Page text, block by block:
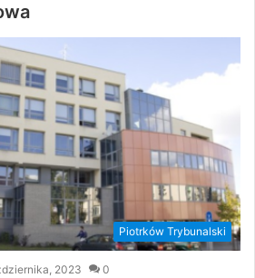
Piotrków Trybunalski
2023 0